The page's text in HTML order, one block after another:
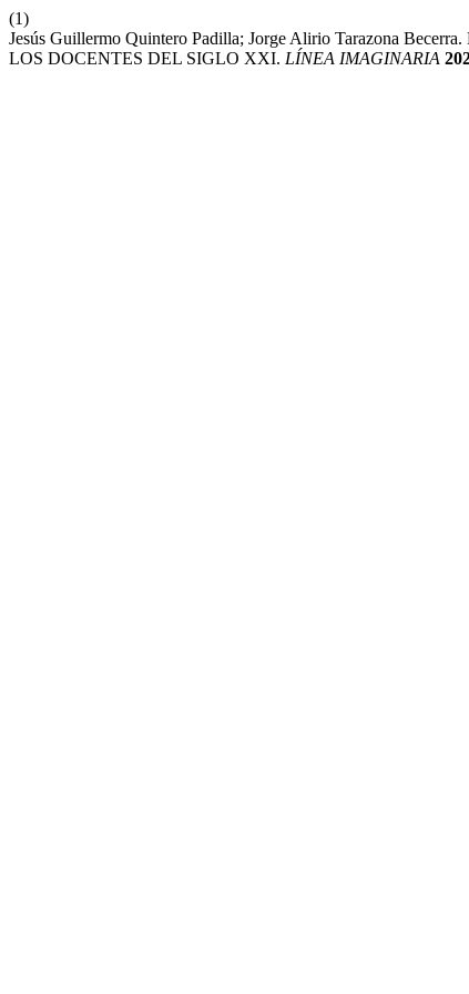
(1)
Jesús Guillermo Quintero Padilla; Jorge Alirio Tarazona
LOS DOCENTES DEL SIGLO XXI. LÍNEA IMAGINARIA